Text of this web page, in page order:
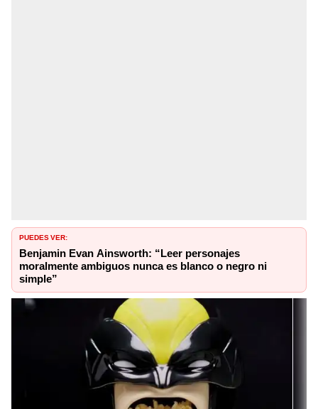
PUEDES VER:
Benjamin Evan Ainsworth: “Leer personajes
moralmente ambiguos nunca es blanco o negro ni
simple”